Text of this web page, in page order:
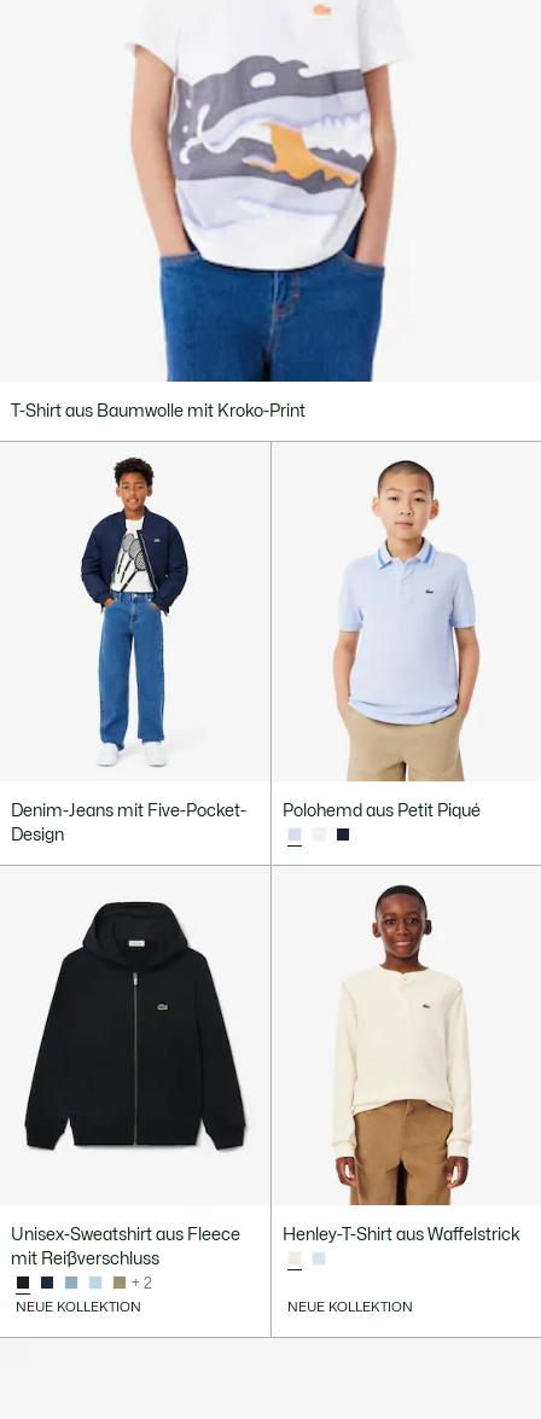
T-Shirt aus Baumwolle mit Kroko-Print
Denim-Jeans mit Five-Pocket-
Design
Polohemd aus Petit Piqué
Unisex-Sweatshirt aus Fleece
mit Reißverschluss
+ 2
NEUE KOLLEKTION
Henley-T-Shirt aus Waffelstrick
NEUE KOLLEKTION